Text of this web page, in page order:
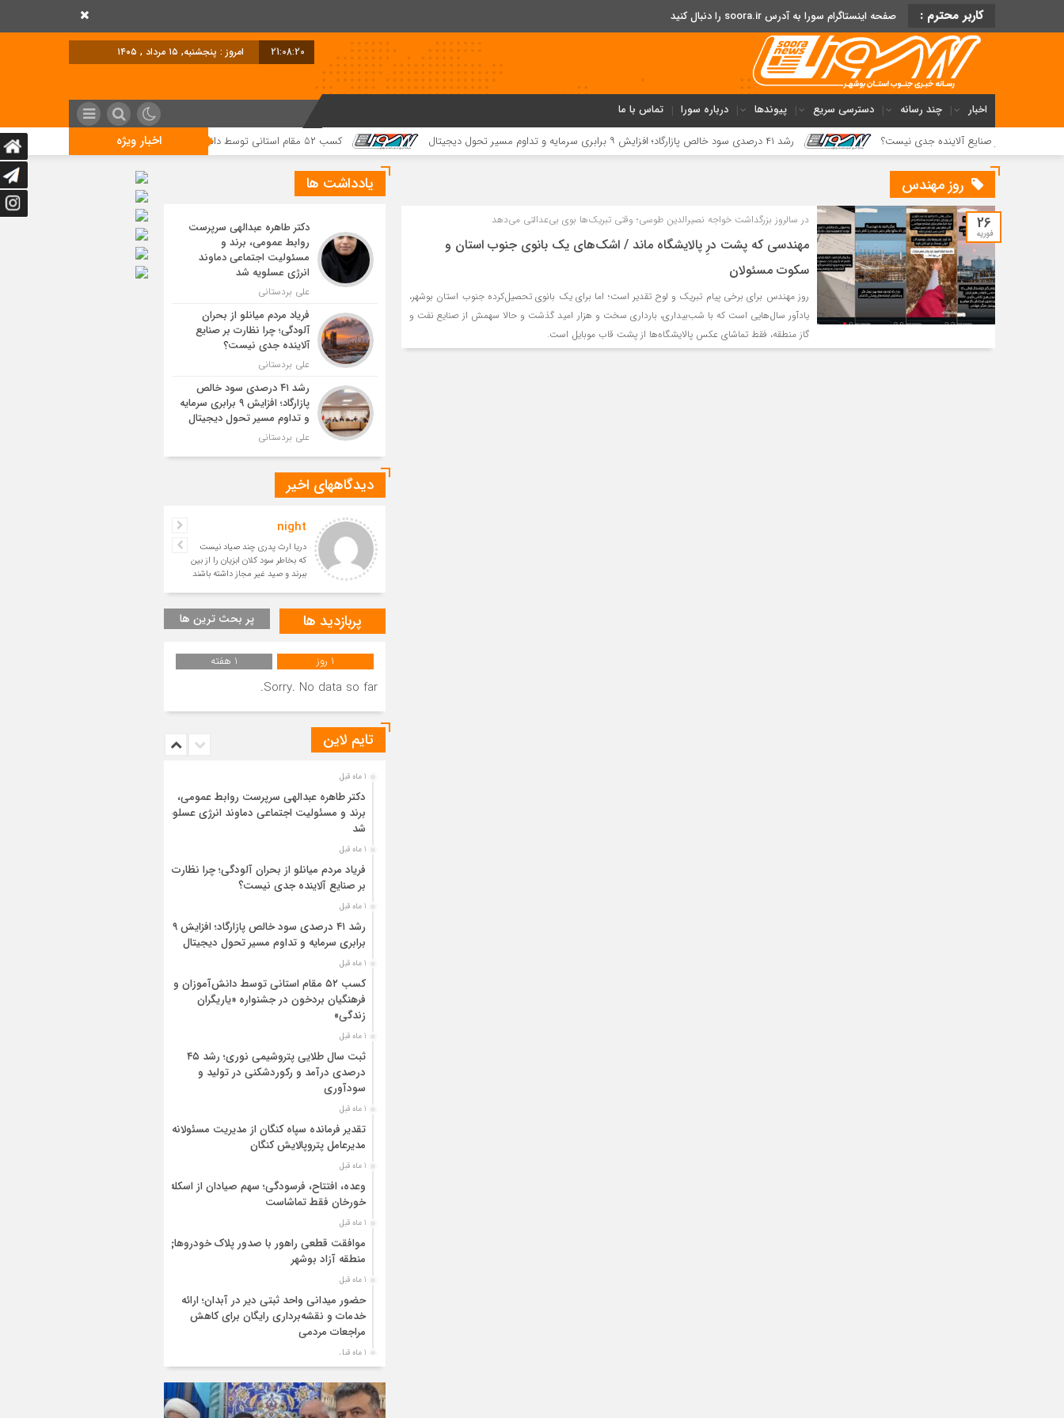
کاربر محترم : صفحه اینستاگرام سورا به آدرس soora.ir را دنبال کنید
21:08:21 امروز : پنجشنبه, ۱۵ مرداد , ۱۴۰۵
اخبار چند رسانه دسترسی سریع پیوندها درباره سورا تماس با ما
اخبار ویژه بر صنایع آلاینده جدی نیست؟ رشد ۴۱ درصدی سود خالص پازارگاد؛ افزایش ۹ برابری سرمایه و تداوم مسیر تحول دیجیتال کسب ۵۲ مقام استانی توسط دانش‌آموزان و فرهنگیان بردخون در جشنواره «یاریگران زندگی»
روز مهندس
26
فوریه
در سالروز بزرگداشت خواجه نصیرالدین طوسی؛ وقتی تبریک‌ها بوی بی‌عدالتی می‌دهد
مهندسی که پشت درِ پالایشگاه ماند / اشک‌های یک بانوی جنوب استان و
سکوت مسئولان
روز مهندس برای برخی پیام تبریک و لوح تقدیر است؛ اما برای یک بانوی تحصیل‌کرده جنوب استان بوشهر،
یادآور سال‌هایی است که با شب‌بیداری، بارداری سخت و هزار امید گذشت و حالا سهمش از صنایع نفت و
گاز منطقه، فقط تماشای عکس پالایشگاه‌ها از پشت قاب موبایل است.
یادداشت ها
دکتر طاهره عبدالهی سرپرست
روابط عمومی، برند و
مسئولیت اجتماعی دماوند
انرژی عسلویه شد
علی بردستانی
فریاد مردم میانلو از بحران
آلودگی؛ چرا نظارت بر صنایع
آلاینده جدی نیست؟
علی بردستانی
رشد ۴۱ درصدی سود خالص
پازارگاد؛ افزایش ۹ برابری سرمایه
و تداوم مسیر تحول دیجیتال
علی بردستانی
دیدگاههای اخیر
night
دریا ارث پدری چند صیاد نیست
که بخاطر سود کلان ابزیان را از بین
ببرند و صید غیر مجاز داشته باشند
پربازدید ها پر بحث ترین ها
1 روز 1 هفته
Sorry. No data so far.
تایم لاین
1 ماه قبل
دکتر طاهره عبدالهی سرپرست روابط عمومی،
برند و مسئولیت اجتماعی دماوند انرژی عسلویه
شد
1 ماه قبل
فریاد مردم میانلو از بحران آلودگی؛ چرا نظارت
بر صنایع آلاینده جدی نیست؟
1 ماه قبل
رشد ۴۱ درصدی سود خالص پازارگاد؛ افزایش ۹
برابری سرمایه و تداوم مسیر تحول دیجیتال
1 ماه قبل
کسب ۵۲ مقام استانی توسط دانش‌آموزان و
فرهنگیان بردخون در جشنواره «یاریگران
زندگی»
1 ماه قبل
ثبت سال طلایی پتروشیمی نوری؛ رشد ۴۵
درصدی درآمد و رکوردشکنی در تولید و
سودآوری
1 ماه قبل
تقدیر فرمانده سپاه کنگان از مدیریت مسئولانه
مدیرعامل پتروپالایش کنگان
1 ماه قبل
وعده، افتتاح، فرسودگی؛ سهم صیادان از اسکله
خورخان فقط تماشاست
1 ماه قبل
موافقت قطعی راهور با صدور پلاک خودروهای
منطقه آزاد بوشهر
1 ماه قبل
حضور میدانی واحد ثبتی دیر در آبدان؛ ارائه
خدمات و نقشه‌برداری رایگان برای کاهش
مراجعات مردمی
1 ماه قبل
بوشهر منصوب شد
1 ماه قبل